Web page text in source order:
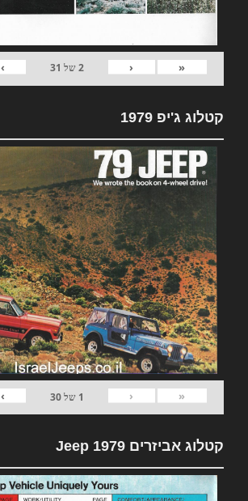
«
‹
2של 31
›
קטלוג ג'יפ 1979
«
‹
1 של30
›
קטלוג אביזרים 1979 Jeep